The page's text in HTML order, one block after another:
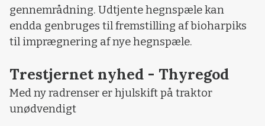
gennemrådning. Udtjente hegnspæle kan
endda genbruges til fremstilling af bioharpiks
til imprægnering af nye hegnspæle.
Trestjernet nyhed - Thyregod
Med ny radrenser er hjulskift på traktor
unødvendigt